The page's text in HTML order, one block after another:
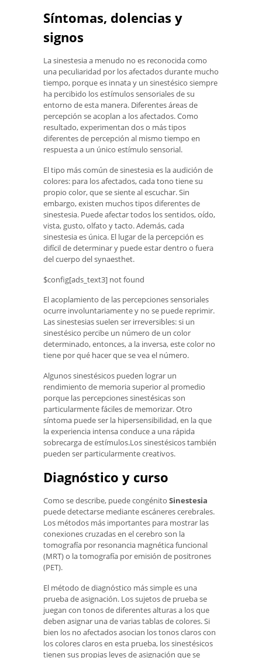
Síntomas, dolencias y
signos
La sinestesia a menudo no es reconocida como
una peculiaridad por los afectados durante mucho
tiempo, porque es innata y un sinestésico siempre
ha percibido los estímulos sensoriales de su
entorno de esta manera. Diferentes áreas de
percepción se acoplan a los afectados. Como
resultado, experimentan dos o más tipos
diferentes de percepción al mismo tiempo en
respuesta a un único estímulo sensorial.
El tipo más común de sinestesia es la audición de
colores: para los afectados, cada tono tiene su
propio color, que se siente al escuchar. Sin
embargo, existen muchos tipos diferentes de
sinestesia. Puede afectar todos los sentidos, oído,
vista, gusto, olfato y tacto. Además, cada
sinestesia es única. El lugar de la percepción es
difícil de determinar y puede estar dentro o fuera
del cuerpo del synaesthet.
$config[ads_text3] not found
El acoplamiento de las percepciones sensoriales
ocurre involuntariamente y no se puede reprimir.
Las sinestesias suelen ser irreversibles: si un
sinestésico percibe un número de un color
determinado, entonces, a la inversa, este color no
tiene por qué hacer que se vea el número.
Algunos sinestésicos pueden lograr un
rendimiento de memoria superior al promedio
porque las percepciones sinestésicas son
particularmente fáciles de memorizar. Otro
síntoma puede ser la hipersensibilidad, en la que
la experiencia intensa conduce a una rápida
sobrecarga de estímulos.Los sinestésicos también
pueden ser particularmente creativos.
Diagnóstico y curso
Como se describe, puede congénito Sinestesia
puede detectarse mediante escáneres cerebrales.
Los métodos más importantes para mostrar las
conexiones cruzadas en el cerebro son la
tomografía por resonancia magnética funcional
(MRT) o la tomografía por emisión de positrones
(PET).
El método de diagnóstico más simple es una
prueba de asignación. Los sujetos de prueba se
juegan con tonos de diferentes alturas a los que
deben asignar una de varias tablas de colores. Si
bien los no afectados asocian los tonos claros con
los colores claros en esta prueba, los sinestésicos
tienen sus propias leyes de asignación que se